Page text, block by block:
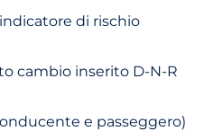
di rischio
cambio inserito D-N-R
e passeggero)